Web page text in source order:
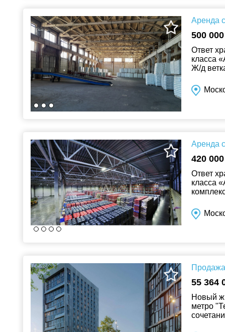
Аренда
500
Ответ
класса
Ж/д
Аренда
420
Ответ
класса
55 364
Новый
метро